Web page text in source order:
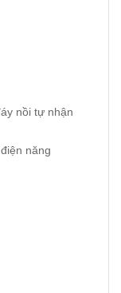
nồi tự nhận
năng